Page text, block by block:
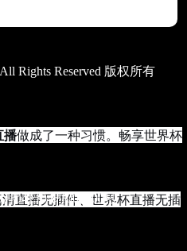
Rights Reserved 版权所有
播做成了一种习惯。畅享世界杯
直播无插件、世界杯直播无插
04日04时00分00秒